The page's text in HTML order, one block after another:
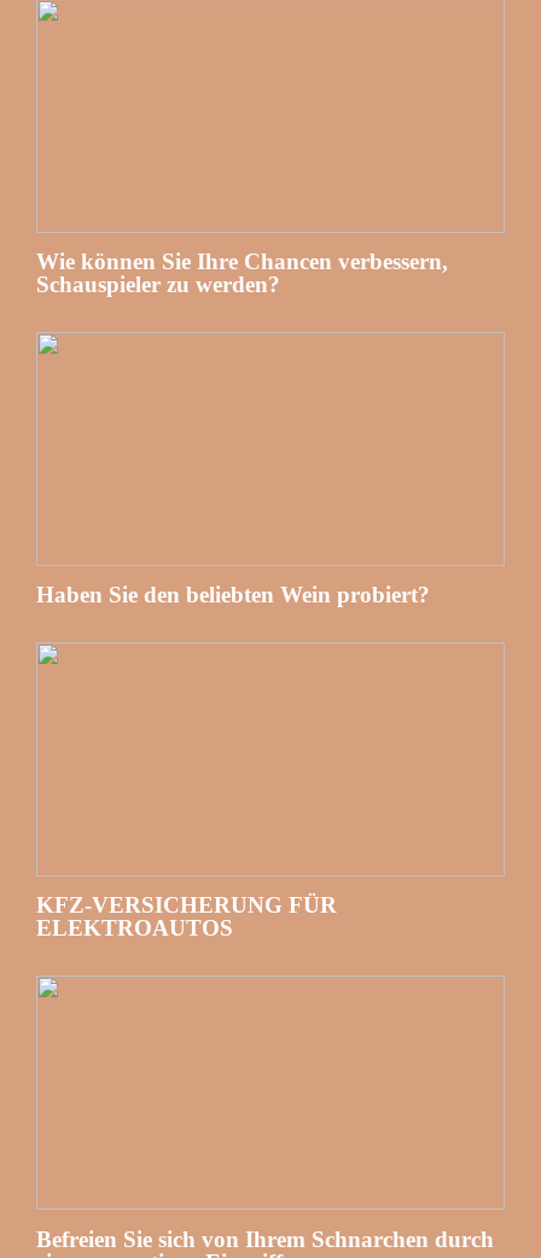
Wie können Sie Ihre Chancen verbessern,
Schauspieler zu werden?
Haben Sie den beliebten Wein probiert?
KFZ-VERSICHERUNG FÜR
ELEKTROAUTOS
Befreien Sie sich von Ihrem Schnarchen durch